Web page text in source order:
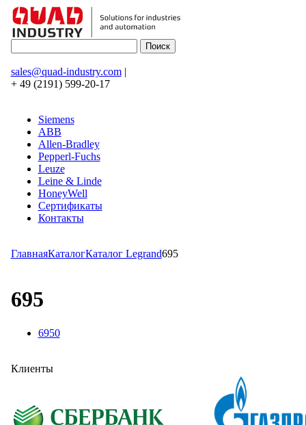
sales@quad-industry.com|
+ 49 (2191) 599-20-17
Siemens
ABB
Allen-Bradley
Pepperl-Fuchs
Leuze
Leine & Linde
HoneyWell
Сертификаты
Контакты
ГлавнаяКаталогКаталог Legrand695
695
6950
Клиенты